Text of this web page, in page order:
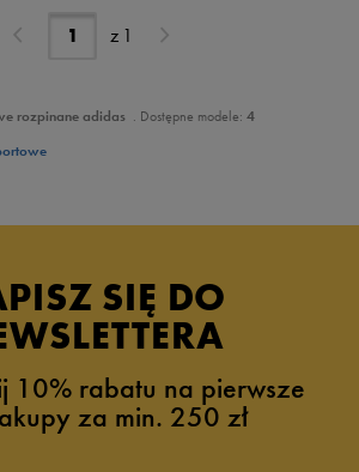
z 1
rozpinaneadidas . Dostępne modele: 4
SIĘ DO
10% rabatu na pierwsze
za min. 250 zł